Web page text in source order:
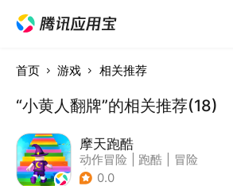
首页 游戏 相关推荐
“小黄人翻牌”的相关推荐(18)
摩天跑酷
动作冒险 跑酷
冒险
| 横版过关
0.0